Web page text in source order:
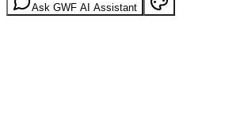
Ask GWF AI Assistant